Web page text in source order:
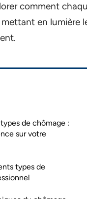
comment
en lumière
de chômage :
sur votre
types de